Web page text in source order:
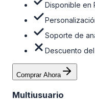
Disponible en
Soporte de
Descuento
Comprar Ahora
Multiusuario